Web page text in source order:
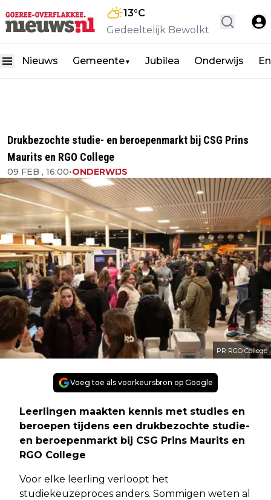
13°C
Gedeeltelijk Bewolkt
Nieuws Gemeente▼ Jubilea Onderwijs
Drukbezochte studie- en beroepenmarkt bij CSG Prins
Maurits en RGO College
09 FEB , 16:00•ONDERWIJS
PR RGO College
Voeg toe als voorkeursbron op Google
Leerlingen maakten kennis met studies en
beroepen tijdens een drukbezochte studie-
en beroepenmarkt bij CSG Prins Maurits en
RGO College
Voor elke leerling verloopt het
studiekeuzeproces anders. Sommigen weten al